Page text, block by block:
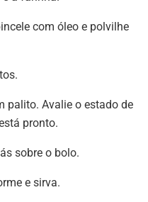
com óleo e polvilhe
palito. Avalie o estado de
pronto.
sobre o bolo.
e sirva.